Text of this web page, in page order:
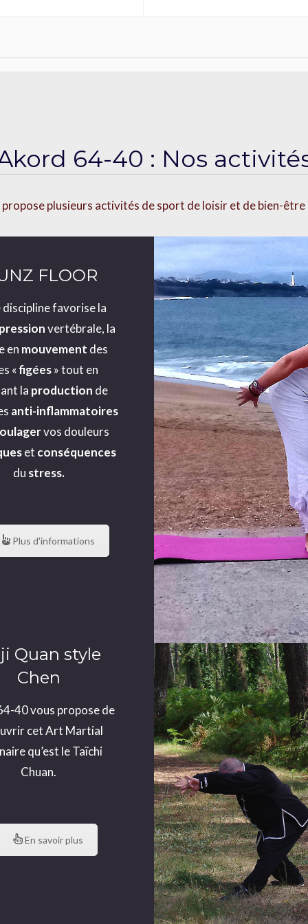
64-40 : Nos
plusieurs activités de sport de loisir et de bien-être
FLOOR
favorise la
vertébrale, la
en mouvement des
«figées» tout en
la production de
anti-inflammatoires
vos douleurs
et conséquences
du stress.
Plus d'informations
Quan style
Chen
40 vous propose de
cet Art Martial
qu’est le Taïchi
Chuan.
En savoir plus